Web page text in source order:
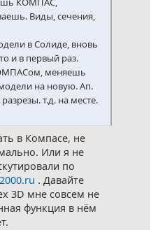
Виды, сечения,
в Солиде, вновь
и в первый раз.
меняешь
на новую. Ап.
т.д. на месте.
в Компасе, не
Или я не
по
. Давайте
3D мне совсем не
функция в нём